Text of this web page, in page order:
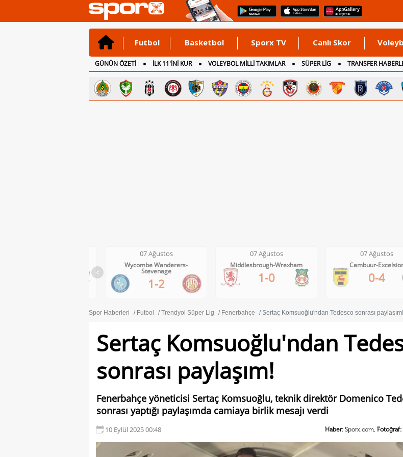
Futbol Basketbol Sporx TV Canlı Skor
GÜNÜN ÖZETİ İLK 11'İNİ KUR VOLEYBOL MİLLİ TAKIMLAR SÜPER LİG TRANSFER
CANLI ANLATIM
İNGİLTERE
<
07 Ağustos
Middlesbrough-Wrexham
1-0
07 Ağustos
Cambuur-Excelsior
0-4
07 Ağustos
Bochum-Hertha
0-1
Spor Haberleri Futbol Trendyol Süper Lig Fenerbahçe Sertaç Komsuoğlu'ndan Tedesco sonrası paylaşım!
Sertaç Komsuoğlu'ndan
sonrası paylaşım!
Fenerbahçe yöneticisi Sertaç Komsuoğlu, teknik direktör Domenico
sonrası yaptığı paylaşımda camiaya birlik mesajı verdi
10 Eylül 2025 00:48 Haber: Sporx.com, Fotoğraf: